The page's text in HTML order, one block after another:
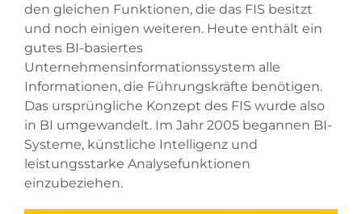
den gleichen Funktionen, die das FIS besitzt
und noch einigen weiteren. Heute enthält ein
gutes BI-basiertes
Unternehmensinformationssystem alle
Informationen, die Führungskräfte benötigen.
Das ursprüngliche Konzept des FIS wurde also
in BI umgewandelt. Im Jahr 2005 begannen BI-
Systeme, künstliche Intelligenz und
leistungsstarke Analysefunktionen
einzubeziehen.